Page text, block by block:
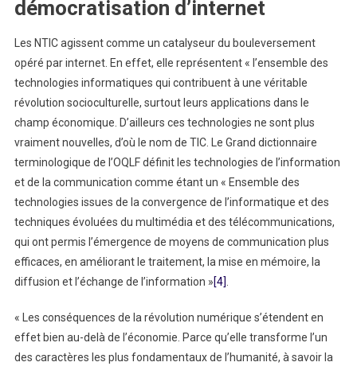
démocratisation d’internet
Les NTIC agissent comme un catalyseur du bouleversement
opéré par internet. En effet, elle représentent « l’ensemble des
technologies informatiques qui contribuent à une véritable
révolution socioculturelle, surtout leurs applications dans le
champ économique. D’ailleurs ces technologies ne sont plus
vraiment nouvelles, d’où le nom de TIC. Le Grand dictionnaire
terminologique de l’OQLF définit les technologies de l’information
et de la communication comme étant un « Ensemble des
technologies issues de la convergence de l’informatique et des
techniques évoluées du multimédia et des télécommunications,
qui ont permis l’émergence de moyens de communication plus
efficaces, en améliorant le traitement, la mise en mémoire, la
diffusion et l’échange de l’information »[4].
« Les conséquences de la révolution numérique s’étendent en
effet bien au-delà de l’économie. Parce qu’elle transforme l’un
des caractères les plus fondamentaux de l’humanité, à savoir la